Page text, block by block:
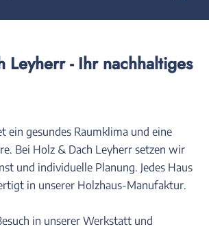
Leyherr - Ihr nachhaltiges
ein gesundes Raumklima und eine
Bei Holz & Dach Leyherr setzen wir
und individuelle Planung. Jedes Haus
in unserer Holzhaus-Manufaktur.
in unserer Werkstatt und